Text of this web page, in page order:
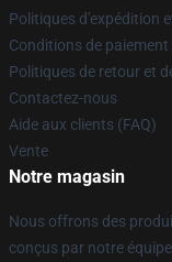
Politiques d'expédition
Conditions de paiement
Politiques de retour et
Contactez-nous
Aide aux clients (FAQ)
Vente
Notre magasin
Nous offrons des
conçus par notre